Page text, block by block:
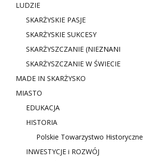
LUDZIE
SKARŻYSKIE PASJE
SKARŻYSKIE SUKCESY
SKARŻYSZCZANIE (NIEZNANI
SKARŻYSZCZANIE W ŚWIECIE
MADE IN SKARŻYSKO
MIASTO
EDUKACJA
HISTORIA
Polskie Towarzystwo Historyczne
INWESTYCJE i ROZWÓJ